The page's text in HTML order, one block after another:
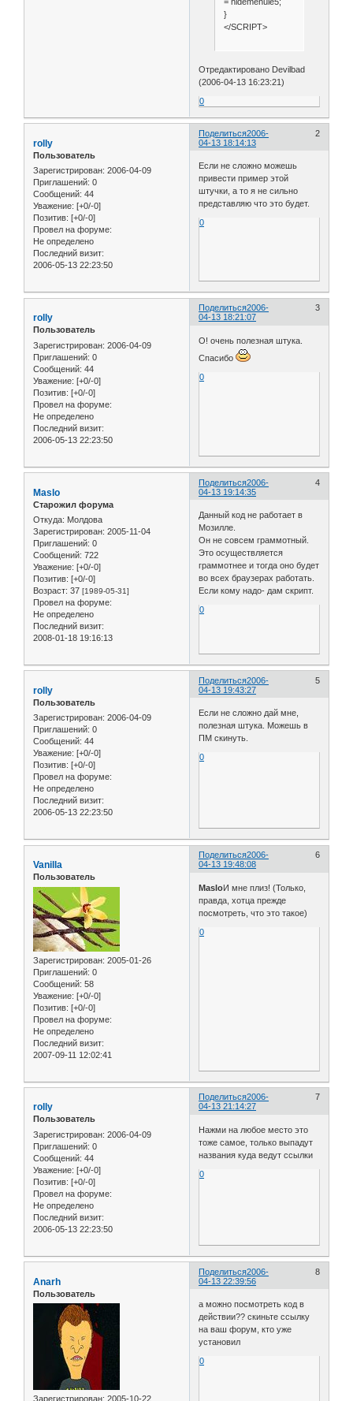
}
</SCRIPT>
Отредактировано Devilbad
(2006-04-13 16:23:21)
0
Поделиться 2
2006-
04-13 18:14:13
rolly
Пользователь
Зарегистрирован: 2006-04-09
Приглашений: 0
Сообщений: 44
Уважение: [+0/-0]
Позитив: [+0/-0]
Провел на форуме:
Не определено
Последний визит:
2006-05-13 22:23:50
Если не сложно можешь
привести пример этой
штучки, а то я не сильно
представляю что это будет.
0
Поделиться 3
2006-
04-13 18:21:07
rolly
Пользователь
Зарегистрирован: 2006-04-09
Приглашений: 0
Сообщений: 44
Уважение: [+0/-0]
Позитив: [+0/-0]
Провел на форуме:
Не определено
Последний визит:
2006-05-13 22:23:50
О! очень полезная штука.
Спасибо
0
Поделиться 4
2006-
04-13 19:14:35
Maslo
Старожил форума
Откуда: Молдова
Зарегистрирован: 2005-11-04
Приглашений: 0
Сообщений: 722
Уважение: [+0/-0]
Позитив: [+0/-0]
Возраст: 37 [1989-05-31]
Провел на форуме:
Не определено
Последний визит:
2008-01-18 19:16:13
Данный код не работает в
Мозилле.
Он не совсем граммотный.
Это осуществляется
граммотнее и тогда оно будет
во всех браузерах работать.
Если кому надо- дам скрипт.
0
Поделиться 5
2006-
04-13 19:43:27
rolly
Пользователь
Зарегистрирован: 2006-04-09
Приглашений: 0
Сообщений: 44
Уважение: [+0/-0]
Позитив: [+0/-0]
Провел на форуме:
Не определено
Последний визит:
2006-05-13 22:23:50
Если не сложно дай мне,
полезная штука. Можешь в
ПМ скинуть.
0
Поделиться 6
2006-
04-13 19:48:08
Vanilla
Пользователь
Зарегистрирован: 2005-01-26
Приглашений: 0
Сообщений: 58
Уважение: [+0/-0]
Позитив: [+0/-0]
Провел на форуме:
Не определено
Последний визит:
2007-09-11 12:02:41
MasloИ мне плиз! (Только,
правда, хотца прежде
посмотреть, что это такое)
0
Поделиться 7
2006-
04-13 21:14:27
rolly
Пользователь
Зарегистрирован: 2006-04-09
Приглашений: 0
Сообщений: 44
Уважение: [+0/-0]
Позитив: [+0/-0]
Провел на форуме:
Не определено
Последний визит:
2006-05-13 22:23:50
Нажми на любое место это
тоже самое, только выпадут
названия куда ведут ссылки
0
Поделиться 8
2006-
04-13 22:39:56
Anarh
Пользователь
Зарегистрирован: 2005-10-22
а можно посмотреть код в
действии?? скиньте ссылку
на ваш форум, кто уже
установил
0